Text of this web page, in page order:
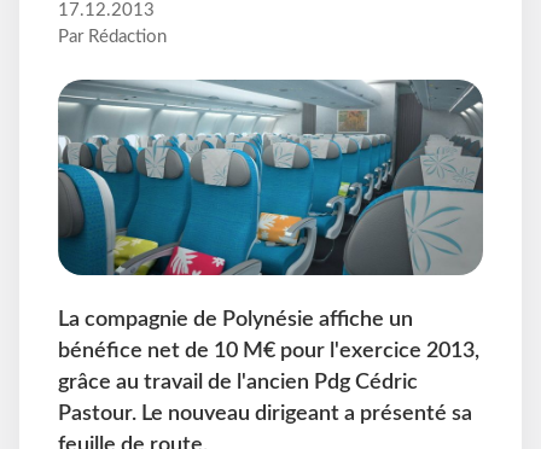
17.12.2013
Par Rédaction
La compagnie de Polynésie affiche un
bénéfice net de 10 M€ pour l'exercice 2013,
grâce au travail de l'ancien Pdg Cédric
Pastour. Le nouveau dirigeant a présenté sa
feuille de route.